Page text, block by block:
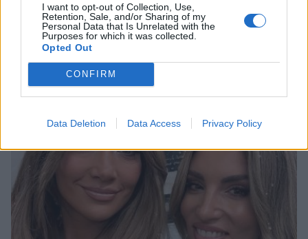
I want to opt-out of Collection, Use,
Retention, Sale, and/or Sharing of my
Personal Data that Is Unrelated with the
Purposes for which it was collected.
Opted Out
CONFIRM
Data Deletion Data Access Privacy Policy
Σχετικά Άρθρα